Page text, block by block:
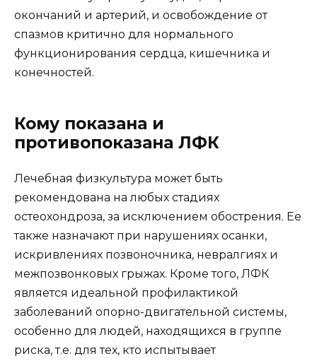
окончаний и артерий, и освобождение от
спазмов критично для нормального
функционирования сердца, кишечника и
конечностей.
Кому показана и
противопоказана ЛФК
Лечебная физкультура может быть
рекомендована на любых стадиях
остеохондроза, за исключением обострения. Ее
также назначают при нарушениях осанки,
искривлениях позвоночника, невралгиях и
межпозвонковых грыжах. Кроме того, ЛФК
является идеальной профилактикой
заболеваний опорно-двигательной системы,
особенно для людей, находящихся в группе
риска, т.е. для тех, кто испытывает